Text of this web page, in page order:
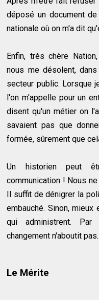
déposé un document
nationale où on m'a dit
Enfin, très chère
nous me désolent,
secteur public. Lorsque
l'on m'appelle pour un
disent qu'un métier on
savaient pas que
formée, sûrement que
Un historien peut
communication ! Nous
Il suffit de dénigrer la
embauché. Sinon,
qui administrent. Par
changement n'aboutit pas.
Le Mérite